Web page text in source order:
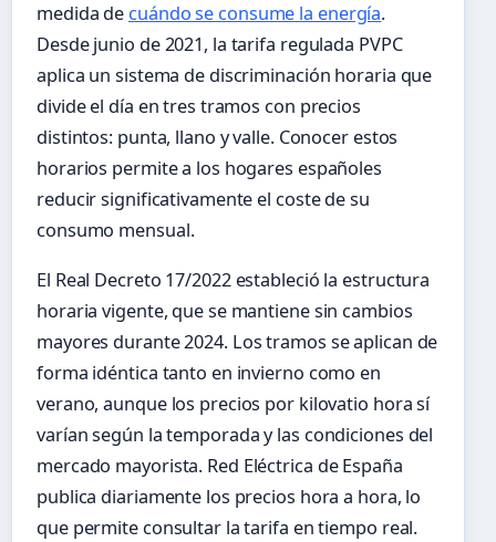
medida de cuándo se consume la energía.
Desde junio de 2021, la tarifa regulada PVPC
aplica un sistema de discriminación horaria que
divide el día en tres tramos con precios
distintos: punta, llano y valle. Conocer estos
horarios permite a los hogares españoles
reducir significativamente el coste de su
consumo mensual.
El Real Decreto 17/2022 estableció la estructura
horaria vigente, que se mantiene sin cambios
mayores durante 2024. Los tramos se aplican de
forma idéntica tanto en invierno como en
verano, aunque los precios por kilovatio hora sí
varían según la temporada y las condiciones del
mercado mayorista. Red Eléctrica de España
publica diariamente los precios hora a hora, lo
que permite consultar la tarifa en tiempo real.